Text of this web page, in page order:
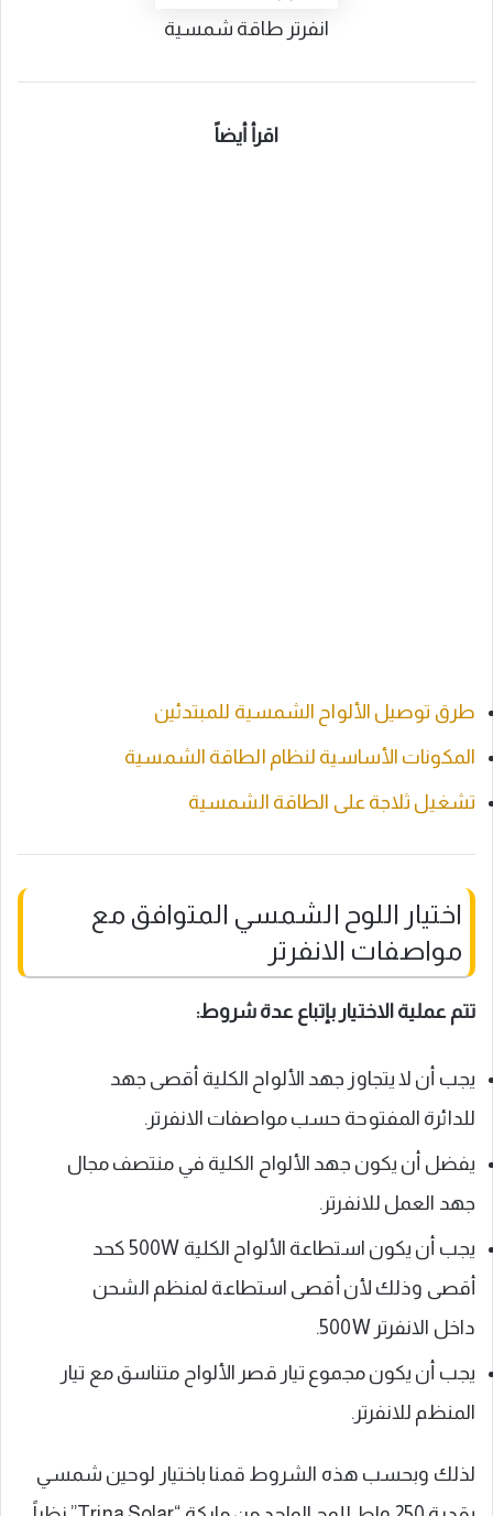
انفرتر طاقة شمسية
اقرأ أيضاً
طرق توصيل الألواح الشمسية للمبتدئين
المكونات الأساسية لنظام الطاقة الشمسية
تشغيل ثلاجة على الطاقة الشمسية
اختيار اللوح الشمسي المتوافق مع
مواصفات الانفرتر
تتم عملية الاختيار بإتباع عدة شروط:
يجب أن لا يتجاوز جهد الألواح الكلية أقصى جهد
للدائرة المفتوحة حسب مواصفات الانفرتر.
يفضل أن يكون جهد الألواح الكلية في منتصف مجال
جهد العمل للانفرتر.
يجب أن يكون استطاعة الألواح الكلية 500W كحد
أقصى وذلك لأن أقصى استطاعة لمنظم الشحن
داخل الانفرتر 500W.
يجب أن يكون مجموع تيار قصر الألواح متناسق مع تيار
المنظم للانفرتر.
لذلك وبحسب هذه الشروط قمنا باختيار لوحين شمسي